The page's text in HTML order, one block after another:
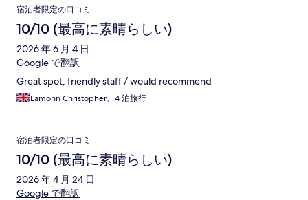
宿泊者限定の口コミ
10/10 (最高に素晴らしい)
2026 年 6 月 4 日
Google で翻訳
Great spot, friendly staff / would recommend
Eamonn Christopher、4 泊旅行
宿泊者限定の口コミ
10/10 (最高に素晴らしい)
2026 年 4 月 24 日
Google で翻訳